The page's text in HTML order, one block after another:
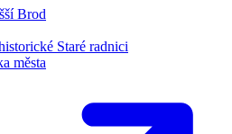
Brod
Staré radnici
města